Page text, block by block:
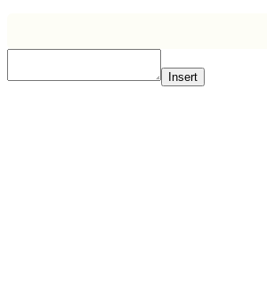
Insert